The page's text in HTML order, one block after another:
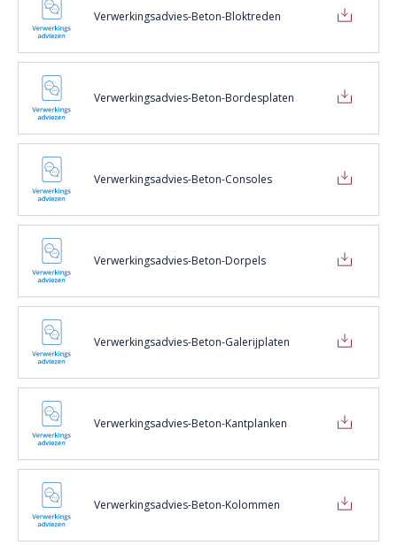
Verwerkingsadvies-Beton-Bloktreden
Verwerkingsadvies-Beton-Bordesplaten
Verwerkingsadvies-Beton-Consoles
Verwerkingsadvies-Beton-Dorpels
Verwerkingsadvies-Beton-Galerijplaten
Verwerkingsadvies-Beton-Kantplanken
Verwerkingsadvies-Beton-Kolommen